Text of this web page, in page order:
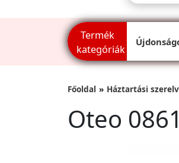
Termék
kategóriák
Főoldal Háztartási
Oteo